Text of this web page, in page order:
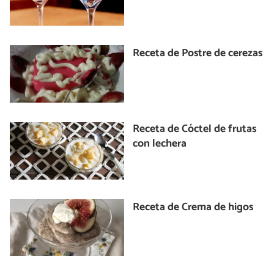
Receta de Postre de cerezas
Receta de Cóctel de frutas
con lechera
Receta de Crema de higos